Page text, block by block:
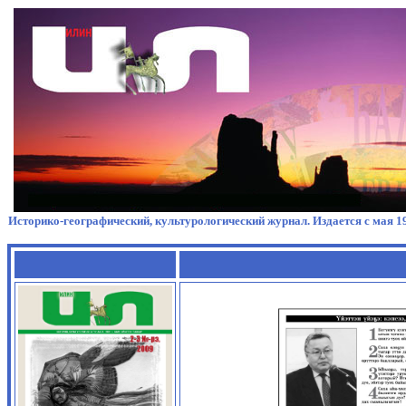
Историко-географический, культурологический журнал. Издается с мая